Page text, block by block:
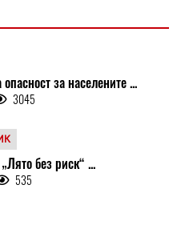
за населените ...
3045
без риск“ ...
535